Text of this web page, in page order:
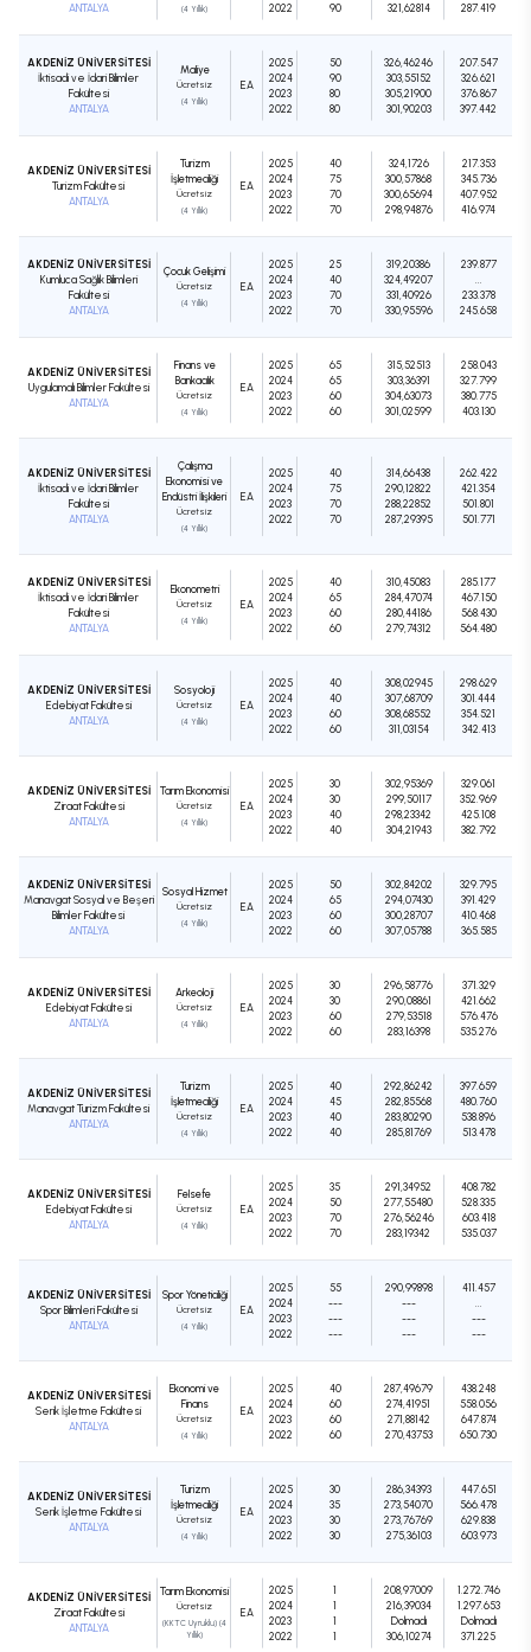
ANTALYA
(4 Yıllık)
2022
90
321,62814
287.419
AKDENİZ ÜNİVERSİTESİ
İktisadi ve İdari Bilimler
Fakültesi
ANTALYA
Maliye
Ücretsiz
(4 Yıllık)
EA
2025
2024
2023
2022
50
90
80
80
326,46246
303,55152
305,21900
301,90203
207.547
326.621
376.867
397.442
AKDENİZ ÜNİVERSİTESİ
Turizm Fakültesi
ANTALYA
Turizm
İşletmeciliği
Ücretsiz
(4 Yıllık)
EA
2025
2024
2023
2022
40
75
70
70
324,1726
300,57868
300,65694
298,94876
217.353
345.736
407.952
416.974
AKDENİZ ÜNİVERSİTESİ
Kumluca Sağlık Bilimleri
Fakültesi
ANTALYA
Çocuk Gelişimi
Ücretsiz
(4 Yıllık)
EA
2025
2024
2023
2022
25
40
70
70
319,20386
324,49207
331,40926
330,95596
239.877
233.378
245.658
AKDENİZ ÜNİVERSİTESİ
Uygulamalı Bilimler Fakültesi
ANTALYA
Finans ve
Bankacılık
Ücretsiz
(4 Yıllık)
EA
2025
2024
2023
2022
65
65
60
60
315,52513
303,36391
304,63073
301,02599
258.043
327.799
380.775
403.130
AKDENİZ ÜNİVERSİTESİ
İktisadi ve İdari Bilimler
Fakültesi
ANTALYA
Çalışma
Ekonomisi ve
Endüstri İlişkileri
Ücretsiz
(4 Yıllık)
EA
2025
2024
2023
2022
40
75
70
70
314,66438
290,12822
288,22852
287,29395
262.422
421.354
501.801
501.771
AKDENİZ ÜNİVERSİTESİ
İktisadi ve İdari Bilimler
Fakültesi
ANTALYA
Ekonometri
Ücretsiz
(4 Yıllık)
EA
2025
2024
2023
2022
40
65
60
60
310,45083
284,47074
280,44186
279,74312
285.177
467.150
568.430
564.480
AKDENİZ ÜNİVERSİTESİ
Edebiyat Fakültesi
ANTALYA
Sosyoloji
Ücretsiz
(4 Yıllık)
EA
2025
2024
2023
2022
40
40
60
60
308,02945
307,68709
308,68552
311,03154
298.629
301.444
354.521
342.413
AKDENİZ ÜNİVERSİTESİ
Ziraat Fakültesi
ANTALYA
Tarım Ekonomisi
Ücretsiz
(4 Yıllık)
EA
2025
2024
2023
2022
30
30
40
40
302,95369
299,50117
298,23342
304,21943
329.061
352.969
425.108
382.792
AKDENİZ ÜNİVERSİTESİ
Manavgat Sosyal ve Beşeri
Bilimler Fakültesi
ANTALYA
Sosyal Hizmet
Ücretsiz
(4 Yıllık)
EA
2025
2024
2023
2022
50
65
60
60
302,84202
294,07430
300,28707
307,05788
329.795
391.429
410.468
365.585
AKDENİZ ÜNİVERSİTESİ
Edebiyat Fakültesi
ANTALYA
Arkeoloji
Ücretsiz
(4 Yıllık)
EA
2025
2024
2023
2022
30
30
60
60
296,58776
290,08861
279,53518
283,16398
371.329
421.662
576.476
535.276
AKDENİZ ÜNİVERSİTESİ
Manavgat Turizm Fakültesi
ANTALYA
Turizm
İşletmeciliği
Ücretsiz
(4 Yıllık)
EA
2025
2024
2023
2022
40
45
40
40
292,86242
282,85568
283,80290
285,81769
397.659
480.760
538.896
513.478
AKDENİZ ÜNİVERSİTESİ
Edebiyat Fakültesi
ANTALYA
Felsefe
Ücretsiz
(4 Yıllık)
EA
2025
2024
2023
2022
35
50
70
70
291,34952
277,55480
276,56246
283,19342
408.782
528.335
603.418
535.037
AKDENİZ ÜNİVERSİTESİ
Spor Bilimleri Fakültesi
ANTALYA
Spor Yöneticiliği
Ücretsiz
(4 Yıllık)
EA
2025
2024
2023
2022
55
---
---
---
290,99898
---
---
---
411.457
---
---
AKDENİZ ÜNİVERSİTESİ
Serik İşletme Fakültesi
ANTALYA
Ekonomi ve
Finans
Ücretsiz
(4 Yıllık)
EA
2025
2024
2023
2022
40
60
60
60
287,49679
274,41951
271,88142
270,43753
438.248
558.056
647.874
650.730
AKDENİZ ÜNİVERSİTESİ
Serik İşletme Fakültesi
ANTALYA
Turizm
İşletmeciliği
Ücretsiz
(4 Yıllık)
EA
2025
2024
2023
2022
30
35
30
30
286,34393
273,54070
273,76769
275,36103
447.651
566.478
629.838
603.973
AKDENİZ ÜNİVERSİTESİ
Ziraat Fakültesi
ANTALYA
Tarım Ekonomisi
Ücretsiz
(KKTC Uyruklu) (4
Yıllık)
EA
2025
2024
2023
2022
1
1
1
1
208,97009
216,39034
Dolmadı
306,10274
1.272.746
1.297.653
Dolmadı
371.225